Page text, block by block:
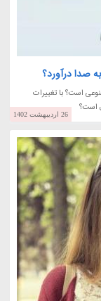
صدا درآورد؟
است؟ با تغییرات
است؟
26 اردیبهشت 1402